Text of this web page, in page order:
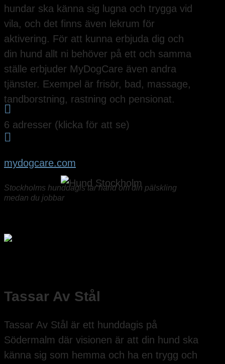
hundar ska känna sig lugna och trygga vid
vila, och det finns även lekrum för
aktivering. För att kunna erbjuda dig och
din hund allt ni behöver på ett och samma
ställe erbjuder MyDogCare även andra
tjänster. Exempel är frisör, bad, massage,
tandborstning, rastning och pensionat.

6 adresser (klicka för att se)

mydogcare.com
Stockholms hunddagis tar hand om din pälskling
medan du jobbar
Tassar Av Stål
Tassar Av Stål är ett hunddagis på
Södermalm där visionen är att din hund ska
känna sig som hemma och ha en trygg och